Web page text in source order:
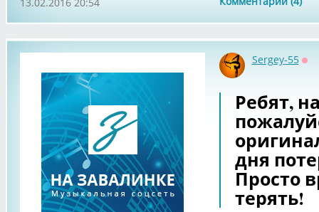
Sergey-55
Ребят,
дня
Просто
терять!